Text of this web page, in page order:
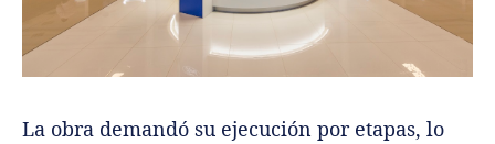
La obra demandó su ejecución por etapas, lo